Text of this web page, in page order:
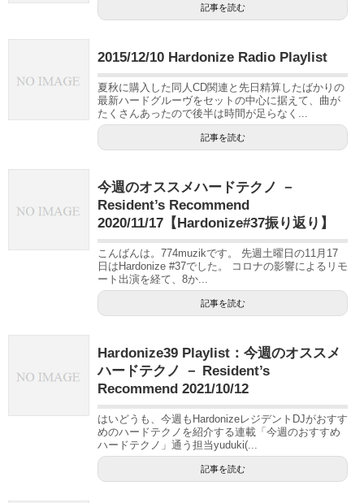
記事を読む
2015/12/10 Hardonize Radio Playlist
夏秋に購入した同人CD関連と先日精算したばかりの
最新ハードグルーヴをセットの中心に据えて、曲が
たくさんあったので後半は時間が足らなく...
記事を読む
今週のオススメハードテクノ －
Resident’s Recommend
2020/11/17【Hardonize#37振り返り】
こんばんは。774muzikです。 先週土曜日の11月17
日はHardonize #37でした。 コロナの影響によるリモ
ート出演を経て、8か...
記事を読む
Hardonize39 Playlist：今週のオススメ
ハードテクノ － Resident’s
Recommend 2021/10/12
はいどうも、今週もHardonizeレジデントDJがおすす
めのハードテクノを紹介する連載「今週のおすすめ
ハードテクノ」通う担当yuduki(...
記事を読む